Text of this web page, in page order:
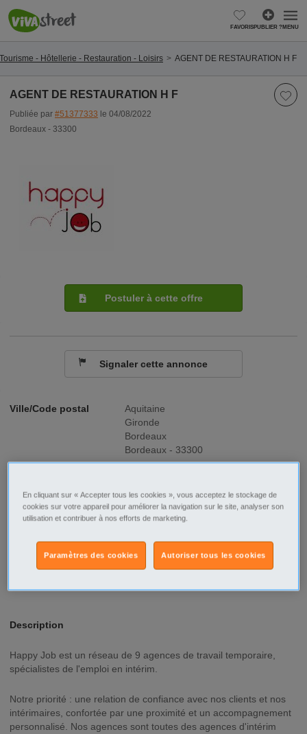
FAVORISPUBLIER ?MENU
Tourisme - Hôtellerie - Restauration - Loisirs AGENT DE RESTAURATION H F
AGENT DE RESTAURATION H F
Publiée par #51377333 le 04/08/2022
Bordeaux - 33300
Ville/Code postal
Aquitaine
Gironde
Bordeaux
Bordeaux - 33300
No SIREN 803550839
Type de contrat Intérim
Description
Happy Job est un réseau de 9 agences de travail temporaire,
spécialistes de l'emploi en intérim.
Notre priorité : une relation de confiance avec nos clients et nos
intérimaires, confortée par une proximité et un accompagnement
personnalisé. Nos agences sont toutes des agences d'intérim
Postuler à cette offre
Signaler cette annonce
En cliquant sur « Accepter tous les cookies », vous acceptez le stockage de
cookies sur votre appareil pour améliorer la navigation sur le site, analyser son
utilisation et contribuer à nos efforts de marketing.
Autoriser tous les cookies
Paramètres des cookies